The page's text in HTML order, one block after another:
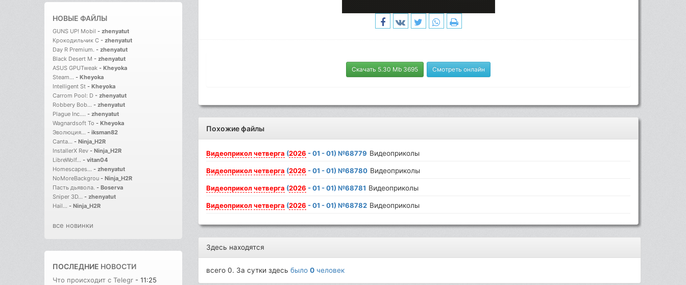
НОВЫЕ ФАЙЛЫ
GUNS UP! Mobil - zhenyatut
Крокодильчик С - zhenyatut
Day R Premium. - zhenyatut
Black Desert M - zhenyatut
ASUS GPUTweak - Kheyoka
Steam... - Kheyoka
Intelligent St - Kheyoka
Carrom Pool: D - zhenyatut
Robbery Bob... - zhenyatut
Plague Inc.... - zhenyatut
Wagnardsoft To - Kheyoka
Эволюция... - iksman82
Canta... - Ninja_H2R
InstallerX Rev - Ninja_H2R
LibreWolf... - vitan04
Homescapes... - zhenyatut
NoMoreBackgrou - Ninja_H2R
Пасть дьявола. - Boserva
Sniper 3D... - zhenyatut
Hail... - Ninja_H2R
все новинки
ПОСЛЕДНИЕ НОВОСТИ
Что происходит с Telegr - 11:25
Скачать 5.30 Mb 3695 Смотреть онлайн
Похожие файлы
Видеоприколчетверга (2026 - 01 - 01) №68779 Видеоприколы
Видеоприколчетверга (2026 - 01 - 01) №68780 Видеоприколы
Видеоприколчетверга (2026 - 01 - 01) №68781 Видеоприколы
Видеоприколчетверга (2026 - 01 - 01) №68782 Видеоприколы
Здесь находятся
всего 0. За сутки здесьбыло0 человек